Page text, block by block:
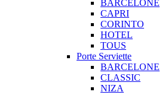
BARCELONE
CAPRI
CORINTO
HOTEL
TOUS
Porte Serviette
BARCELONE
CLASSIC
NIZA